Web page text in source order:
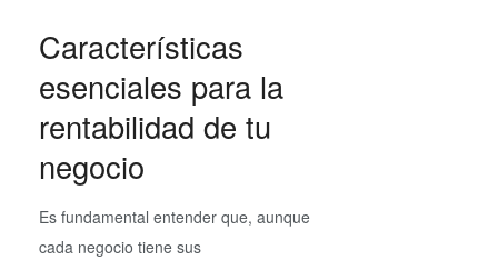
Características
esenciales para la
rentabilidad de tu
negocio
Es fundamental entender que, aunque
cada negocio tiene sus